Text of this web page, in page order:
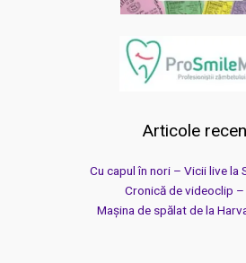
Articole
Cu capul în nori – Vicii live la
Cronică de videoclip –
Mașina de spălat de la